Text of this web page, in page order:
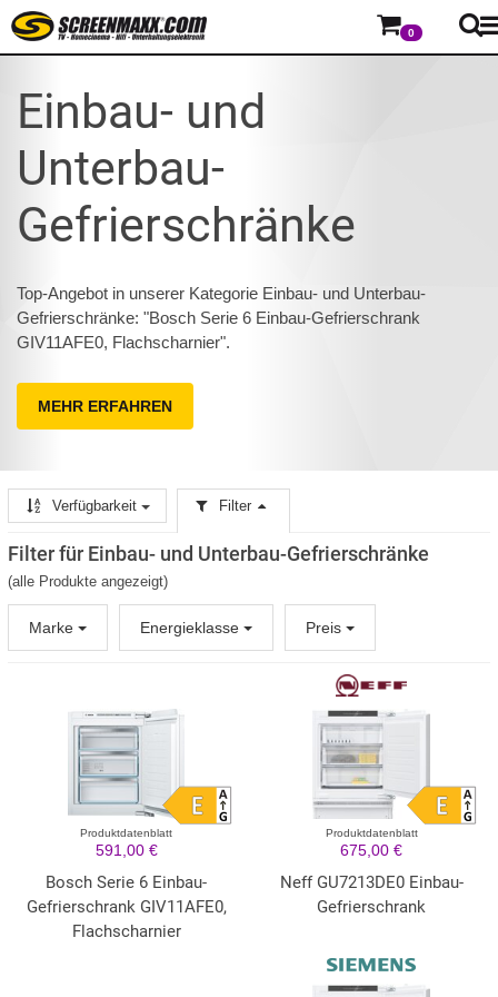
0
Einbau- und
Unterbau-
Gefrierschränke
Top-Angebot in unserer Kategorie Einbau- und Unterbau-
Gefrierschränke: "Bosch Serie 6 Einbau-Gefrierschrank
GIV11AFE0, Flachscharnier".
MEHR ERFAHREN
Verfügbarkeit Filter
Filter für Einbau- und Unterbau-Gefrierschränke
(alle Produkte angezeigt)
Marke Energieklasse Preis
Produktdatenblatt
591,00 €
Bosch Serie 6 Einbau-
Gefrierschrank GIV11AFE0,
Flachscharnier
Produktdatenblatt
675,00 €
Neff GU7213DE0 Einbau-
Gefrierschrank